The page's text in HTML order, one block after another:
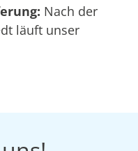
Nach der
läuft unser